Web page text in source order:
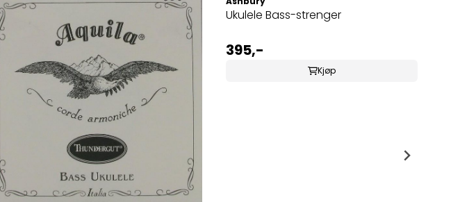
Ukulele Bass-strenger
395,-
Kjøp